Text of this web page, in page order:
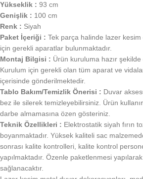
Yükseklik : 93 cm
Genişlik : 100 cm
Renk : Siyah
Paket İçeriği : Tek parça halinde lazer
için gerekli aparatlar bulunmaktadır.
Montaj Bilgisi : Ürün kuruluma hazır
Kurulum için gerekli olan tüm aparat ve
içerisinde gönderilmektedir.
Tablo Bakım/Temizlik Önerisi : Duvar
bez ile silerek temizleyebilirsiniz. Ürün
darbe almamasına özen gösteriniz.
Teknik Özellikleri : Elektrostatik siyah fırın
boyanmaktadır. Yüksek kaliteli sac
sonrası kalite kontrolleri, kalite kontrol
yapılmaktadır. Özenle paketlenmesi
sağlanacaktır.